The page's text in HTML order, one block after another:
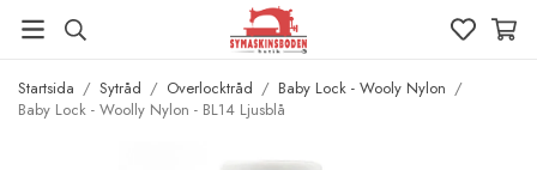
Startsida / Sytråd / Overlocktråd / Baby Lock - Wooly Nylon /
Baby Lock - Woolly Nylon - BL14 Ljusblå